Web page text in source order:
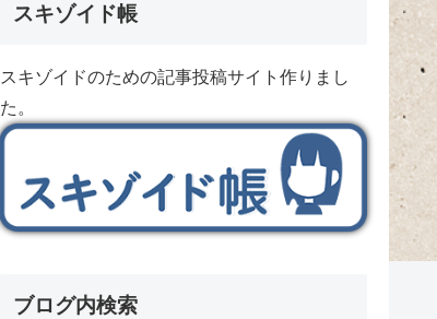
スキゾイド帳
スキゾイドのための記事投稿サイト作りまし
た。
ブログ内検索